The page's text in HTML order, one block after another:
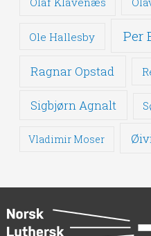
Ole Hallesby Per
Ragnar Opstad
Sigbjørn Agnalt
Vladimir Moser